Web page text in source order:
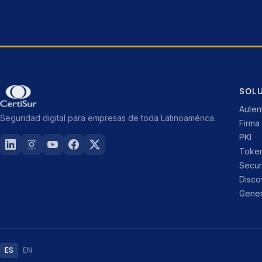
Seguridad digital para empresas de toda Latinoamérica.
Firma
PKI
ES EN